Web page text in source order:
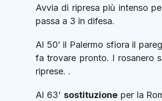
Avvia di ripresa più intenso
passa a 3 in difesa.
Al 50’ il Palermo sfiora il
fa trovare pronto. I rosanero
riprese. .
Al 63’ sostituzioneper la